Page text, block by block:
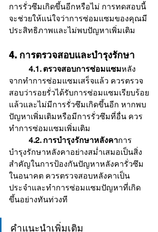
การรั่วซึมเกิดขึ้นอีกหรือไม่ การทดสอบนี้
จะช่วยให้แน่ใจว่าการซ่อมแซมของคุณมี
ประสิทธิภาพและไม่พบปัญหาเพิ่มเติม
4. การตรวจสอบและบำรุงรักษา
	4.1. ตรวจสอบการซ่อมแซม
หลัง
จากทำการซ่อมแซมเสร็จแล้ว ควรตรวจ
สอบว่ารอยรั่วได้รับการซ่อมแซมเรียบร้อย
แล้วและไม่มีการรั่วซึมเกิดขึ้นอีก หากพบ
ปัญหาเพิ่มเติมหรือมีการรั่วซึมที่อื่น ควร
ทำการซ่อมแซมเพิ่มเติม
	4.2. การบำรุงรักษาหลังคา
การ
บำรุงรักษาหลังคาอย่างสม่ำเสมอเป็นสิ่ง
สำคัญในการป้องกันปัญหาหลังคารั่วซึม
ในอนาคต ควรตรวจสอบหลังคาเป็น
ประจำและทำการซ่อมแซมปัญหาที่เกิด
ขึ้นอย่างทันท่วงที
คำแนะนำเพิ่มเติม